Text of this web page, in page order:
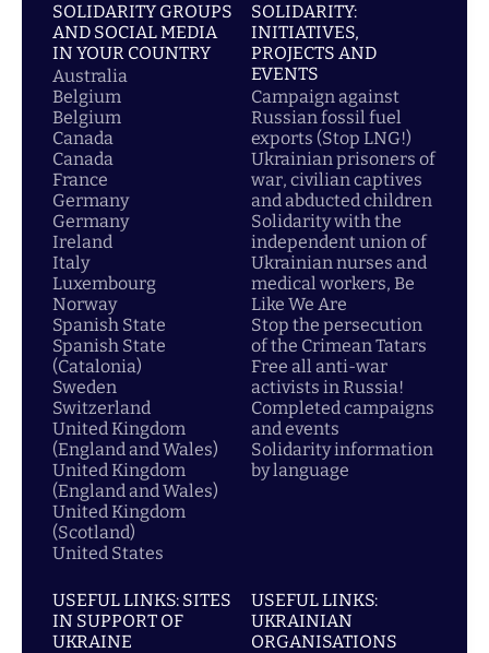
SOLIDARITY GROUPS
AND SOCIAL MEDIA
IN YOUR COUNTRY
Australia
Belgium
Belgium
Canada
Canada
France
Germany
Germany
Ireland
Italy
Luxembourg
Norway
Spanish State
Spanish State
(Catalonia)
Sweden
Switzerland
United Kingdom
(England and Wales)
United Kingdom
(England and Wales)
United Kingdom
(Scotland)
United States
SOLIDARITY:
INITIATIVES,
PROJECTS AND
EVENTS
Campaign against
Russian fossil fuel
exports (Stop LNG!)
Ukrainian prisoners of
war, civilian captives
and abducted children
Solidarity with the
independent union of
Ukrainian nurses and
medical workers, Be
Like We Are
Stop the persecution
of the Crimean Tatars
Free all anti-war
activists in Russia!
Completed campaigns
and events
Solidarity information
by language
USEFUL LINKS: SITES
IN SUPPORT OF
UKRAINE
USEFUL LINKS:
UKRAINIAN
ORGANISATIONS